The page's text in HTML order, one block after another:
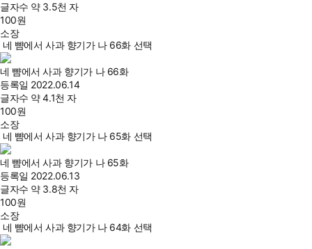
글자수 약 3.5천 자
100원
소장
네 뺨에서 사과 향기가 나 66화 선택
네 뺨에서 사과 향기가 나 66화
등록일 2022.06.14
글자수 약 4.1천 자
100원
소장
네 뺨에서 사과 향기가 나 65화 선택
네 뺨에서 사과 향기가 나 65화
등록일 2022.06.13
글자수 약 3.8천 자
100원
소장
네 뺨에서 사과 향기가 나 64화 선택